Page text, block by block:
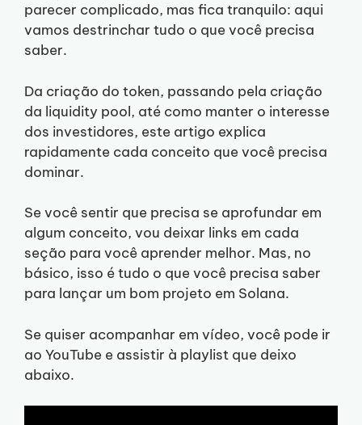
parecer complicado, mas fica tranquilo: aqui
vamos destrinchar tudo o que você precisa
saber.
Da criação do token, passando pela criação
da liquidity pool, até como manter o interesse
dos investidores, este artigo explica
rapidamente cada conceito que você precisa
dominar.
Se você sentir que precisa se aprofundar em
algum conceito, vou deixar links em cada
seção para você aprender melhor. Mas, no
básico, isso é tudo o que você precisa saber
para lançar um bom projeto em Solana.
Se quiser acompanhar em vídeo, você pode ir
ao YouTube e assistir à playlist que deixo
abaixo.